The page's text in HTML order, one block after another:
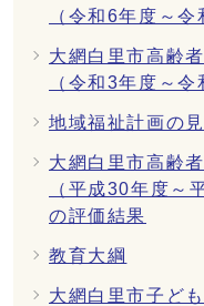
（令和6年度～令
大網白里市高齢
（令和3年度～令
地域福祉計画の
大網白里市高齢
（平成30年度～
の評価結果
教育大綱
大網白里市子ど